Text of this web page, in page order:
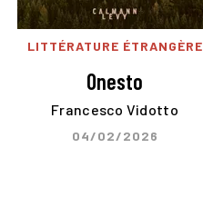
LITTÉRATURE ÉTRANGÈRE
Onesto
Francesco Vidotto
04/02/2026